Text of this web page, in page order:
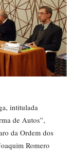
intitulada
de Autos”,
da Ordem dos
Romero